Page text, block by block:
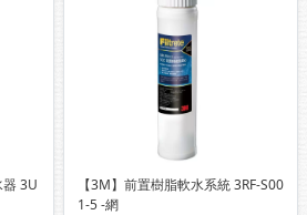
3U
【3M】前置樹脂軟水系統 3RF-S00
1-5 -網